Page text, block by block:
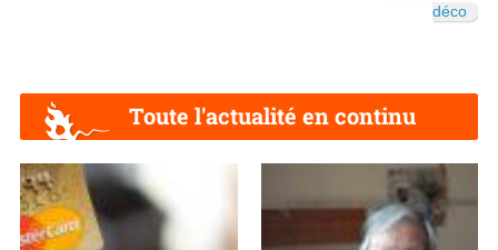
déco
Toute l'actualité en continu